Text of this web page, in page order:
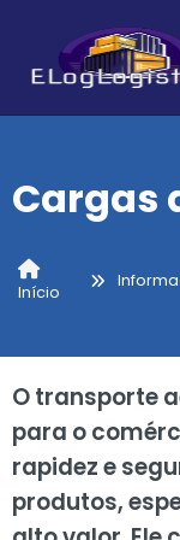
Cargas
Início
O transporte
para o
rapidez e
produtos,